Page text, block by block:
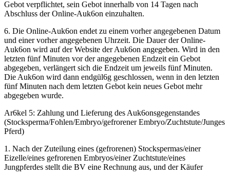
Gebot verpflichtet, sein Gebot innerhalb von 14 Tagen nach
Abschluss der Online-Auk6on einzuhalten.
6. Die Online-Auk6on endet zu einem vorher angegebenen Datum
und einer vorher angegebenen Uhrzeit. Die Dauer der Online-
Auk6on wird auf der Website der Auk6on angegeben. Wird in den
letzten fünf Minuten vor der angegebenen Endzeit ein Gebot
abgegeben, verlängert sich die Endzeit um jeweils fünf Minuten.
Die Auk6on wird dann endgül6g geschlossen, wenn in den letzten
fünf Minuten nach dem letzten Gebot kein neues Gebot mehr
abgegeben wurde.
Ar6kel 5: Zahlung und Lieferung des Auk6onsgegenstandes
(Stocksperma/Fohlen/Embryo/gefrorener Embryo/Zuchtstute/Junges
Pferd)
1. Nach der Zuteilung eines (gefrorenen) Stockspermas/einer
Eizelle/eines gefrorenen Embryos/einer Zuchtstute/eines
Jungpferdes stellt die BV eine Rechnung aus, und der Käufer